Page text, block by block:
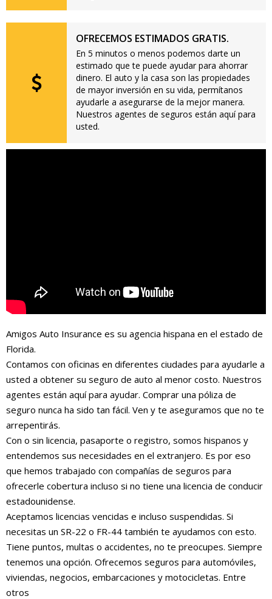
OFRECEMOS ESTIMADOS GRATIS.
En 5 minutos o menos podemos darte un
estimado que te puede ayudar para ahorrar
dinero. El auto y la casa son las propiedades
de mayor inversión en su vida, permítanos
ayudarle a asegurarse de la mejor manera.
Nuestros agentes de seguros están aquí para
usted.
Amigos Auto Insurance es su agencia hispana en el estado de
Florida.
Contamos con oficinas en diferentes ciudades para ayudarle a
usted a obtener su seguro de auto al menor costo. Nuestros
agentes están aquí para ayudar. Comprar una póliza de
seguro nunca ha sido tan fácil. Ven y te aseguramos que no te
arrepentirás.
Con o sin licencia, pasaporte o registro, somos hispanos y
entendemos sus necesidades en el extranjero. Es por eso
que hemos trabajado con compañías de seguros para
ofrecerle cobertura incluso si no tiene una licencia de conducir
estadounidense.
Aceptamos licencias vencidas e incluso suspendidas. Si
necesitas un SR-22 o FR-44 también te ayudamos con esto.
Tiene puntos, multas o accidentes, no te preocupes. Siempre
tenemos una opción. Ofrecemos seguros para automóviles,
viviendas, negocios, embarcaciones y motocicletas. Entre
otros